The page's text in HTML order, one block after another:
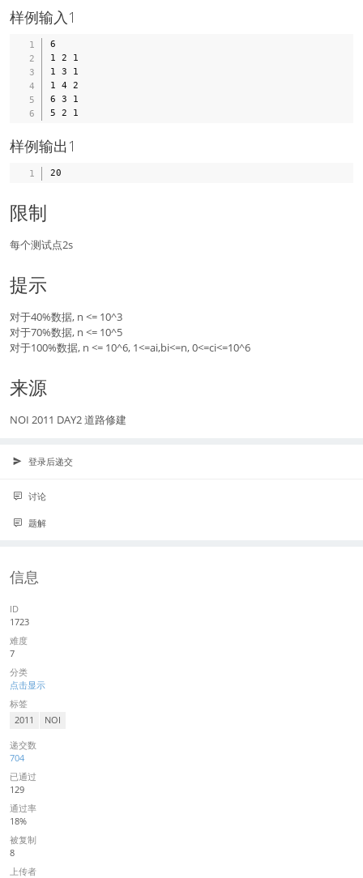
样例输入1
6
1 2 1
1 3 1
1 4 2
6 3 1
样例输出1
限制
每个测试点2s
提示
对于40%数据, n <= 10^3
对于70%数据, n <= 10^5
对于100%数据, n <= 10^6, 1<=ai,bi<=n, 0<=ci<=10^6
来源
NOI 2011 DAY2 道路修建
登录后递交
讨论
题解
信息
ID
1723
难度
7
分类
点击显示
标签
2011 NOI
递交数
704
已通过
129
通过率
18%
被复制
8
上传者